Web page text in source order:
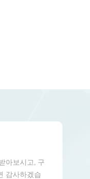
아보시고, 구
감사하겠습